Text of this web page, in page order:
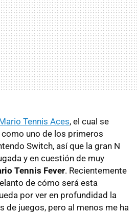
Tennis Aces, el cual se
como uno de los primeros
Switch, así que la gran N
y en cuestión de muy
Tennis Fever. Recientemente
de cómo será esta
por ver en profundidad la
de juegos, pero al menos me ha